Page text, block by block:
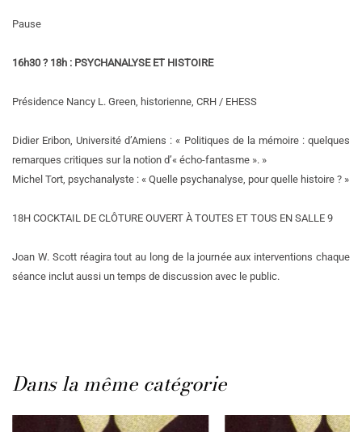
Pause
16h30 ? 18h : PSYCHANALYSE ET HISTOIRE
Présidence Nancy L. Green, historienne, CRH / EHESS
Didier Eribon, Université d’Amiens : « Politiques de la mémoire : quelques
remarques critiques sur la notion d’« écho-fantasme ». »
Michel Tort, psychanalyste : « Quelle psychanalyse, pour quelle histoire ? »
18H COCKTAIL DE CLÔTURE OUVERT À TOUTES ET TOUS EN SALLE 9
Joan W. Scott réagira tout au long de la journée aux interventions chaque
séance inclut aussi un temps de discussion avec le public.
Dans la même catégorie